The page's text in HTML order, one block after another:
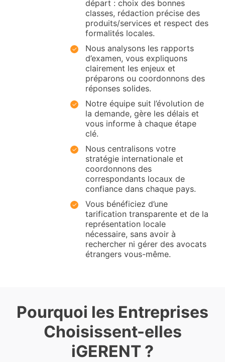
départ : choix des bonnes
classes, rédaction précise des
produits/services et respect des
formalités locales.
Nous analysons les rapports
d’examen, vous expliquons
clairement les enjeux et
préparons ou coordonnons des
réponses solides.
Notre équipe suit l’évolution de
la demande, gère les délais et
vous informe à chaque étape
clé.
Nous centralisons votre
stratégie internationale et
coordonnons des
correspondants locaux de
confiance dans chaque pays.
Vous bénéficiez d’une
tarification transparente et de la
représentation locale
nécessaire, sans avoir à
rechercher ni gérer des avocats
étrangers vous-même.
Pourquoi les Entreprises
Choisissent-elles
iGERENT ?